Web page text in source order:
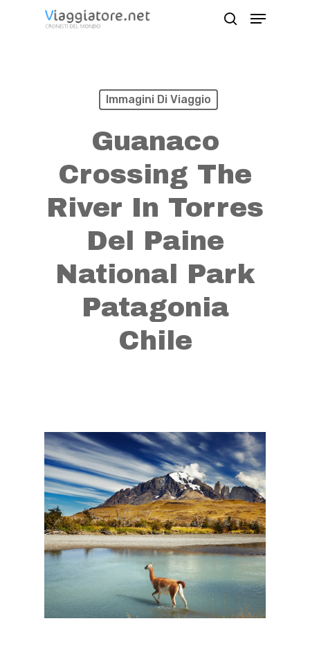
Menu
Immagini Di Viaggio
Guanaco
Crossing The
River In Torres
Del Paine
National Park
Patagonia
Chile